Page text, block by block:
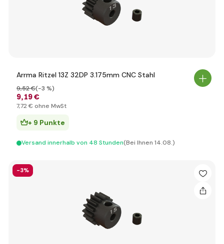
Arrma Ritzel 13Z 32DP 3.175mm CNC Stahl
9,19 €
9,52 €(-3 %)
7,72 € ohne MwSt
+ 9 Punkte
Versand innerhalb von 48 Stunden(Bei Ihnen 14.08.)
-3%